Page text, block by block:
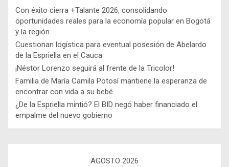
Con éxito cierra +Talante 2026, consolidando
oportunidades reales para la economía popular en Bogotá
y la región
Cuestionan logística para eventual posesión de Abelardo
de la Espriella en el Cauca
¡Néstor Lorenzo seguirá al frente de la Tricolor!
Familia de María Camila Potosí mantiene la esperanza de
encontrar con vida a su bebé
¿De la Espriella mintió? El BID negó haber financiado el
empalme del nuevo gobierno
AGOSTO 2026